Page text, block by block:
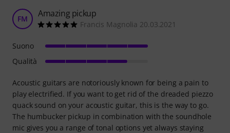
FM Amazing pickup
Francis Magnolia 20.03.2021
Acoustic guitars are notoriously known for being a pain to
play electrified. If you want to get rid of the dreaded piezzo
quack sound on your acoustic guitar, this is the way to go.
The humbucker pickup in combination with the soundhole
mic gives you a range of tonal options yet always staying
Suono
Qualità